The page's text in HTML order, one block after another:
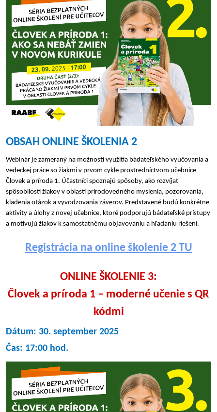
OBSAH ONLINE ŠKOLENIA 2
Webinár je zameraný na možnosti využitia bádateľského vyučovania a
vedeckej práce so žiakmi v prvom cykle prostredníctvom učebnice
Človek a príroda 1. Účastníci spoznajú spôsoby, ako rozvíjať
spôsobilosti žiakov v oblasti prírodovedného myslenia, pozorovania,
kladenia otázok a vyvodzovania záverov. Predstavené budú konkrétne
aktivity a úlohy z novej učebnice, ktoré podporujú bádateľské prístupy
a motivujú žiakov k samostatnému objavovaniu a hľadaniu riešení.
Registrácia na online školenie 2 TU
ONLINE ŠKOLENIE 3:
Človek a príroda 1 – moderné učenie s QR
kódmi
Dátum: 30. september 2025
Čas: 17:00 hod.